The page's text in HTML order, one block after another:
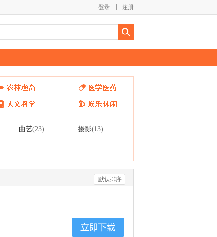
注册
登录
曲艺(23) 摄影(13)
默认排序